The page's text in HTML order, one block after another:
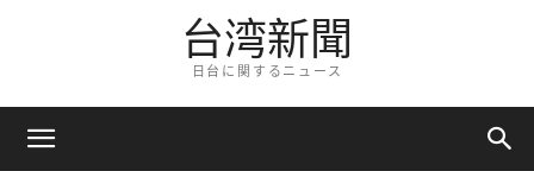
台湾新聞
日台に関するニュース